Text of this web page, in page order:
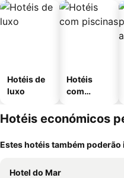
Hotéis de
luxo
Hotéis
com
Hotéis económicos
Estes hotéis também
Hotel do Mar